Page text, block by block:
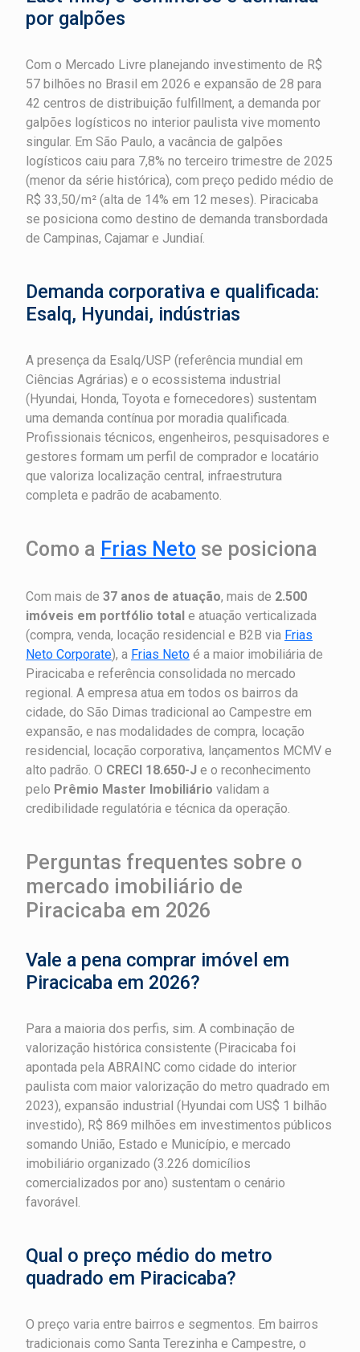
por galpões
Com o Mercado Livre planejando investimento de R$
57 bilhões no Brasil em 2026 e expansão de 28 para
42 centros de distribuição fulfillment, a demanda por
galpões logísticos no interior paulista vive momento
singular. Em São Paulo, a vacância de galpões
logísticos caiu para 7,8% no terceiro trimestre de 2025
(menor da série histórica), com preço pedido médio de
R$ 33,50/m² (alta de 14% em 12 meses). Piracicaba
se posiciona como destino de demanda transbordada
de Campinas, Cajamar e Jundiaí.
Demanda corporativa e qualificada:
Esalq, Hyundai, indústrias
A presença da Esalq/USP (referência mundial em
Ciências Agrárias) e o ecossistema industrial
(Hyundai, Honda, Toyota e fornecedores) sustentam
uma demanda contínua por moradia qualificada.
Profissionais técnicos, engenheiros, pesquisadores e
gestores formam um perfil de comprador e locatário
que valoriza localização central, infraestrutura
completa e padrão de acabamento.
Como a Frias Neto se posiciona
Com mais de 37 anos de atuação, mais de 2.500
imóveis em portfólio total e atuação verticalizada
(compra, venda, locação residencial e B2B via Frias
Neto Corporate), a Frias Neto é a maior imobiliária de
Piracicaba e referência consolidada no mercado
regional. A empresa atua em todos os bairros da
cidade, do São Dimas tradicional ao Campestre em
expansão, e nas modalidades de compra, locação
residencial, locação corporativa, lançamentos MCMV e
alto padrão. O CRECI 18.650-J e o reconhecimento
pelo Prêmio Master Imobiliário validam a
credibilidade regulatória e técnica da operação.
Perguntas frequentes sobre o
mercado imobiliário de
Piracicaba em 2026
Vale a pena comprar imóvel em
Piracicaba em 2026?
Para a maioria dos perfis, sim. A combinação de
valorização histórica consistente (Piracicaba foi
apontada pela ABRAINC como cidade do interior
paulista com maior valorização do metro quadrado em
2023), expansão industrial (Hyundai com US$ 1 bilhão
investido), R$ 869 milhões em investimentos públicos
somando União, Estado e Município, e mercado
imobiliário organizado (3.226 domicílios
comercializados por ano) sustentam o cenário
favorável.
Qual o preço médio do metro
quadrado em Piracicaba?
O preço varia entre bairros e segmentos. Em bairros
tradicionais como Santa Terezinha e Campestre, o